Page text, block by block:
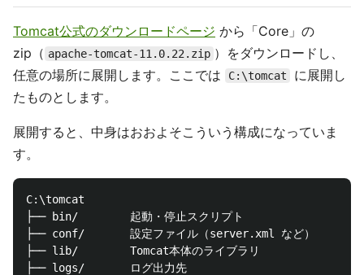
Tomcat公式のダウンロードページ から「Core」の
zip（ apache-tomcat-11.0.22.zip ）をダウンロードし、
任意の場所に展開します。ここでは
C:\tomcat
に展開し
たものとします。
展開すると、中身はおおよそこういう構成になっていま
す。
C:\tomcat
├── bin/        起動・停止スクリプト
├── conf/       設定ファイル（server.xml など）
├── lib/        Tomcat本体のライブラリ
├── logs/       ログ出力先